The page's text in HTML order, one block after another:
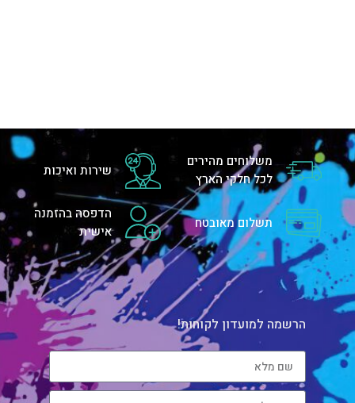
משלוחים מהירים
לכל חלקי הארץ
שירות ואיכות
תשלום מאובטח
הדפסה בהזמנה
אישית
הרשמה למועדון לקוחות!